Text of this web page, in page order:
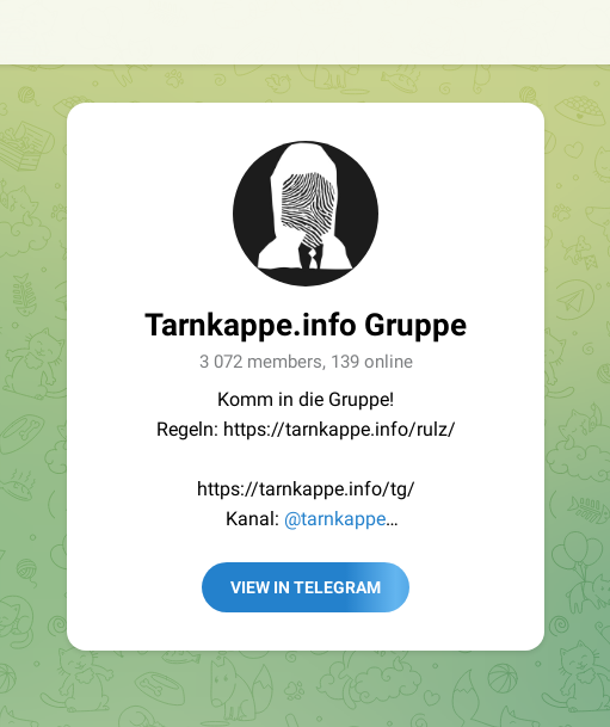
Tarnkappe.info Gruppe
3 072 members, 139 online
Komm in die Gruppe!
Regeln: https://tarnkappe.info/rulz/
https://tarnkappe.info/tg/
Kanal: @tarnkappe
Best of:@bestoftarnkappe
VIEW IN TELEGRAM